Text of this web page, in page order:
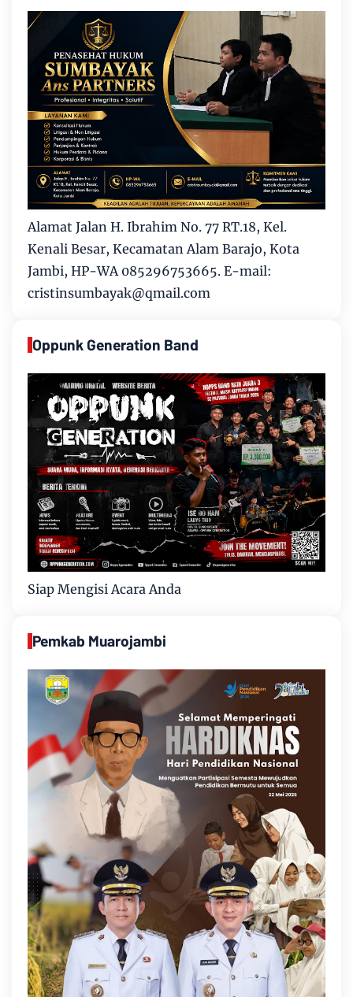
Alamat Jalan H. Ibrahim No. 77 RT.18, Kel.
Kenali Besar, Kecamatan Alam Barajo, Kota
Jambi, HP-WA 085296753665. E-mail:
cristinsumbayak@qmail.com
Oppunk Generation Band
Siap Mengisi Acara Anda
Pemkab Muarojambi